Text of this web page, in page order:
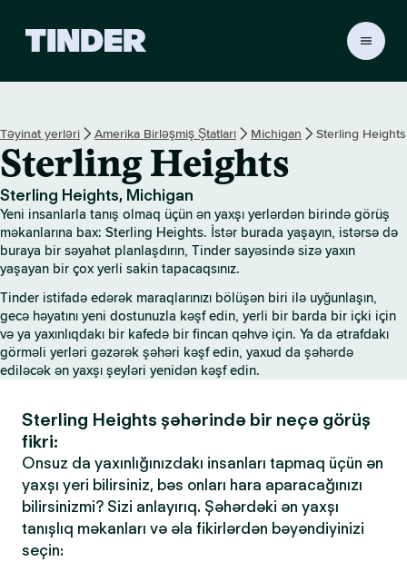
r
H
o
m
e
Təyinat yerləri Amerika Birləşmiş Ştatları Michigan Sterling Heights
Sterling Heights
Sterling Heights, Michigan
Yeni insanlarla tanış olmaq üçün ən yaxşı yerlərdən birində görüş
məkanlarına bax: Sterling Heights. İstər burada yaşayın, istərsə də
buraya bir səyahət planlaşdırın, Tinder sayəsində sizə yaxın
yaşayan bir çox yerli sakin tapacaqsınız.
Tinder istifadə edərək maraqlarınızı bölüşən biri ilə uyğunlaşın,
gecə həyatını yeni dostunuzla kəşf edin, yerli bir barda bir içki için
və ya yaxınlıqdakı bir kafedə bir fincan qəhvə için. Ya da ətrafdakı
görməli yerləri gəzərək şəhəri kəşf edin, yaxud da şəhərdə
ediləcək ən yaxşı şeyləri yenidən kəşf edin.
Sterling Heights şəhərində bir neçə görüş
fikri:
Onsuz da yaxınlığınızdakı insanları tapmaq üçün ən
yaxşı yeri bilirsiniz, bəs onları hara aparacağınızı
bilirsinizmi? Sizi anlayırıq. Şəhərdəki ən yaxşı
tanışlıq məkanları və əla fikirlərdən bəyəndiyinizi
seçin: